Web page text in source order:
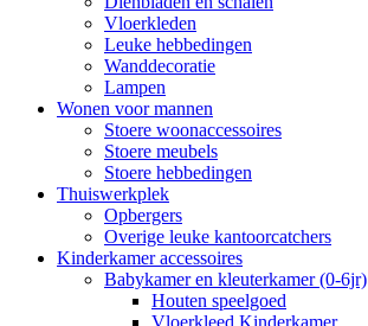
Vloerkleden
Leuke hebbedingen
Wanddecoratie
Lampen
Wonen voor mannen
Stoere woonaccessoires
Stoere meubels
Stoere hebbedingen
Thuiswerkplek
Opbergers
Overige leuke kantoorcatchers
Kinderkamer accessoires
Babykamer en kleuterkamer (0-6jr)
Houten speelgoed